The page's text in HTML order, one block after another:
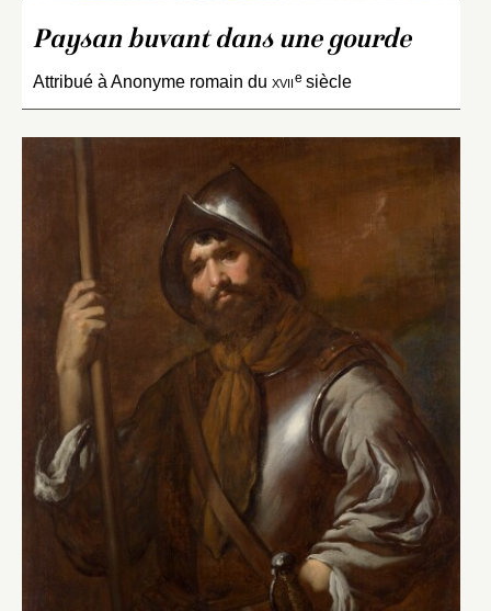
Paysan buvant dans une gourde
Attribué à Anonyme romain du xviie siècle